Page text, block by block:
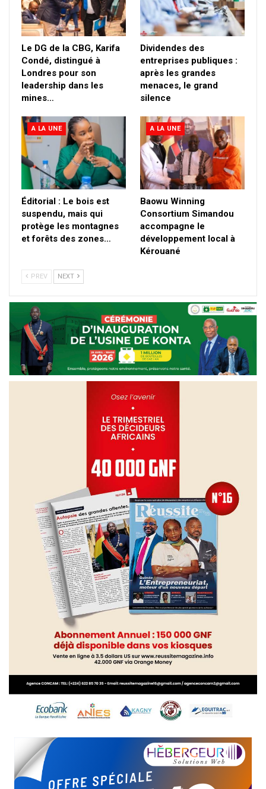
Le DG de la CBG, Karifa
Condé, distingué à
Londres pour son
leadership dans les
mines…
Dividendes des
entreprises publiques :
après les grandes
menaces, le grand
silence
A LA UNE
Éditorial : Le bois est
suspendu, mais qui
protège les montagnes
et forêts des zones…
A LA UNE
Baowu Winning
Consortium Simandou
accompagne le
développement local à
Kérouané
PREV NEXT